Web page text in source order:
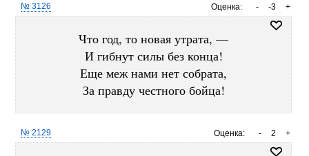
Оценка: +
-3
-
№ 3126
Что год, то новая утрата, —
И гибнут силы без конца!
Еще меж нами нет собрата,
За правду честного бойца!
Оценка: +
2
-
№ 2129